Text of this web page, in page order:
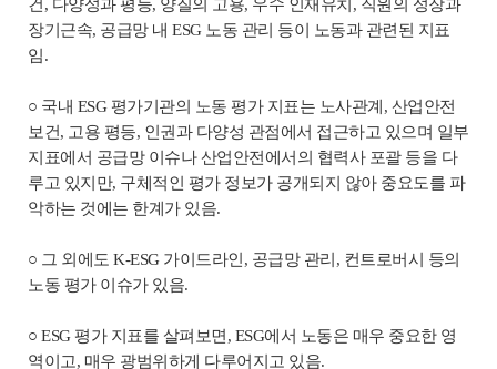
건, 다양성과 평등, 양질의 고용, 우수 인재유치, 직원의 성장과
장기근속, 공급망 내 ESG 노동 관리 등이 노동과 관련된 지표
임.
○ 국내 ESG 평가기관의 노동 평가 지표는 노사관계, 산업안전
보건, 고용 평등, 인권과 다양성 관점에서 접근하고 있으며 일부
지표에서 공급망 이슈나 산업안전에서의 협력사 포괄 등을 다
루고 있지만, 구체적인 평가 정보가 공개되지 않아 중요도를 파
악하는 것에는 한계가 있음.
○ 그 외에도 K-ESG 가이드라인, 공급망 관리, 컨트로버시 등의
노동 평가 이슈가 있음.
○ ESG 평가 지표를 살펴보면, ESG에서 노동은 매우 중요한 영
역이고, 매우 광범위하게 다루어지고 있음.